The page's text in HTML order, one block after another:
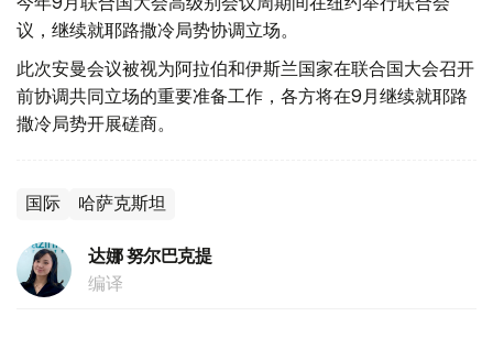
议，继续就耶路撒冷局势协调立场。
此次安曼会议被视为阿拉伯和伊斯兰国家在联合国大会召开
前协调共同立场的重要准备工作，各方将在9月继续就耶路
撒冷局势开展磋商。
国际 哈萨克斯坦
达娜 努尔巴克提
编译